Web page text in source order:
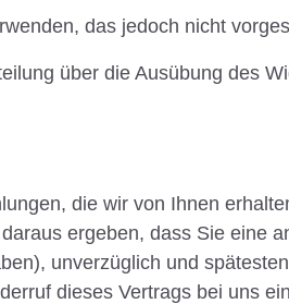
das jedoch nicht
über die Ausübung des
die wir von Ihnen
ergeben, dass Sie eine
unverzüglich und
dieses Vertrags bei uns